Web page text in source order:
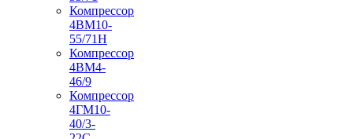
Компрессор
4ВМ10-
55/71Н
Компрессор
4ВМ4-
46/9
Компрессор
4ГМ10-
40/3-